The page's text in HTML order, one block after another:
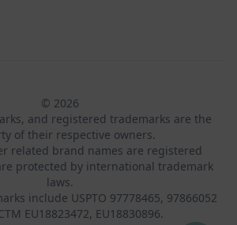
© 2026
and registered trademarks are the
of their respective owners.
related brand names are registered
protected by international trademark
laws.
include USPTO 97778465, 97866052
EU18823472, EU18830896.